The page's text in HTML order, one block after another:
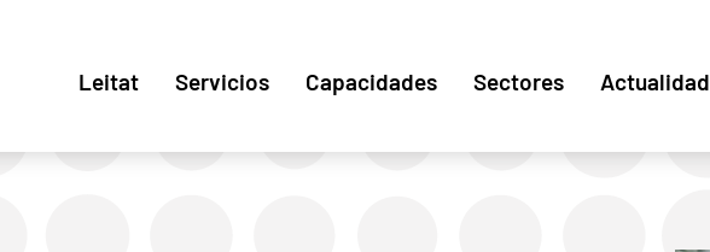
Leitat Servicios Capacidades Sectores Actualidad